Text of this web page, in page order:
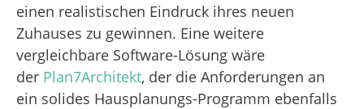
einen realistischen Eindruck ihres neuen
Zuhauses zu gewinnen. Eine weitere
vergleichbare Software-Lösung wäre
der Plan7Architekt, der die Anforderungen an
ein solides Hausplanungs-Programm ebenfalls